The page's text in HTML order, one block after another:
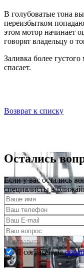
В голубоватые тона
переизбытком
этом мотор начинает
говорят владельцу о
Заливка более
спасает.
Возврат к списку
Остались
Если у вас остались
специалисты в
Отправить
Я согласен на